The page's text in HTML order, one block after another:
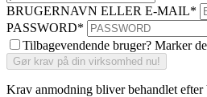
BRUGERNAVN ELLER E-MAIL*
PASSWORD*
Tilbagevendende bruger? Marker
Krav anmodning bliver behandlet efter